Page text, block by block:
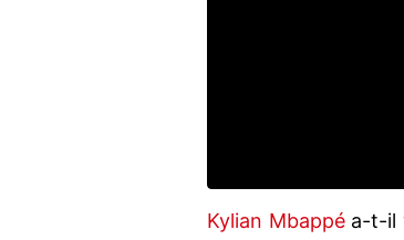
Kylian Mbappéa-t-il